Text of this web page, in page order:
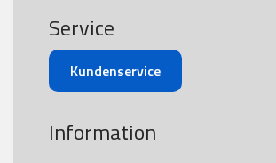
Service
Kundenservice
Information